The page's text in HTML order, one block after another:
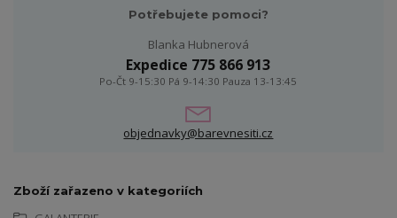
Potřebujete pomoci?
Blanka Hubnerová
Expedice 775 866 913
Po-Čt 9-15:30 Pá 9-14:30 Pauza 13-13:45
objednavky@barevnesiti.cz
Zboží zařazeno v kategoriích